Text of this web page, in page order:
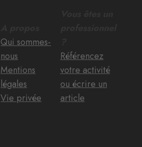
Qui sommes-
nous
Mentions
légales
Vie privée
Référencez
votre activité
ou écrire un
article